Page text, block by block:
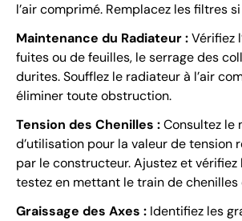
l’air comprimé. Remplacez les filtres
Maintenance du Radiateur :Vérifiez
fuites ou de feuilles, le serrage des
durites. Soufflez le radiateur à l’air
éliminer toute obstruction.
Tension des Chenilles :Consultez le
d’utilisation pour la valeur de tension
par le constructeur. Ajustez et vérifiez
testez en mettant le train de chenilles
Graissage des Axes : Identifiez les